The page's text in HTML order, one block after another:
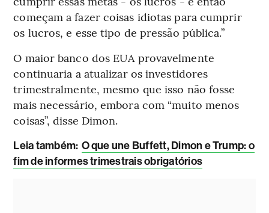
começam a fazer coisas idiotas para cumprir
os lucros, e esse tipo de pressão pública.”
O maior banco dos EUA provavelmente
continuaria a atualizar os investidores
trimestralmente, mesmo que isso não fosse
mais necessário, embora com “muito menos
coisas”, disse Dimon.
Leia também: O que une Buffett, Dimon e Trump: o
fim de informes trimestrais obrigatórios